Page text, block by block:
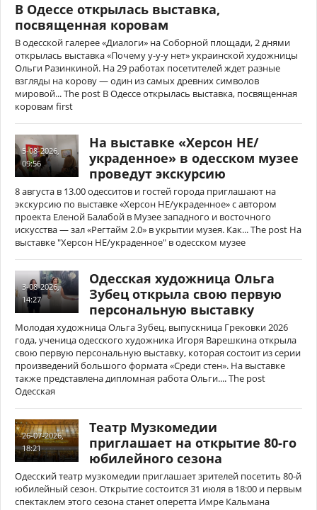
В Одессе открылась выставка,
посвященная коровам
В одесской галерее «Диалоги» на Соборной площади, 2 днями
открылась выставка «Почему у-у-у нет» украинской художницы
Ольги Разинкиной. На 29 работах посетителей ждет разные
взгляды на корову — один из самых древних символов
мировой... The post В Одессе открылась выставка, посвященная
коровам first
5-08-2026,
09:56
На выставке «Херсон НЕ/
украденное» в одесском музее
проведут экскурсию
8 августа в 13.00 одесситов и гостей города приглашают на
экскурсию по выставке «Херсон НЕ/украденное» с автором
проекта Еленой Балабой в Музее западного и восточного
искусства — зал «Регтайм 2.0» в укрытии музея. Как... The post На
выставке "Херсон НЕ/украденное" в одесском музее
3-08-2026,
14:27
Одесская художница Ольга
Зубец открыла свою первую
персональную выставку
Молодая художница Ольга Зубец, выпускница Грековки 2026
года, ученица одесского художника Игоря Варешкина открыла
свою первую персональную выставку, которая состоит из серии
произведений большого формата «Среди стен». На выставке
также представлена ​​дипломная работа Ольги.... The post
Одесская
26-07-2026,
18:21
Театр Музкомедии
приглашает на открытие 80-го
юбилейного сезона
Одесский театр музкомедии приглашает зрителей посетить 80-й
юбилейный сезон. Открытие состоится 31 июля в 18:00 и первым
спектаклем этого сезона станет оперетта Имре Кальмана